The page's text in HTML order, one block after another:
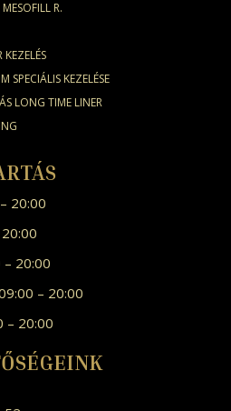
R.
SPECIÁLIS KEZELÉSE
LONG TIME LINER
20:00
– 20:00
– 20:00
– 20:00